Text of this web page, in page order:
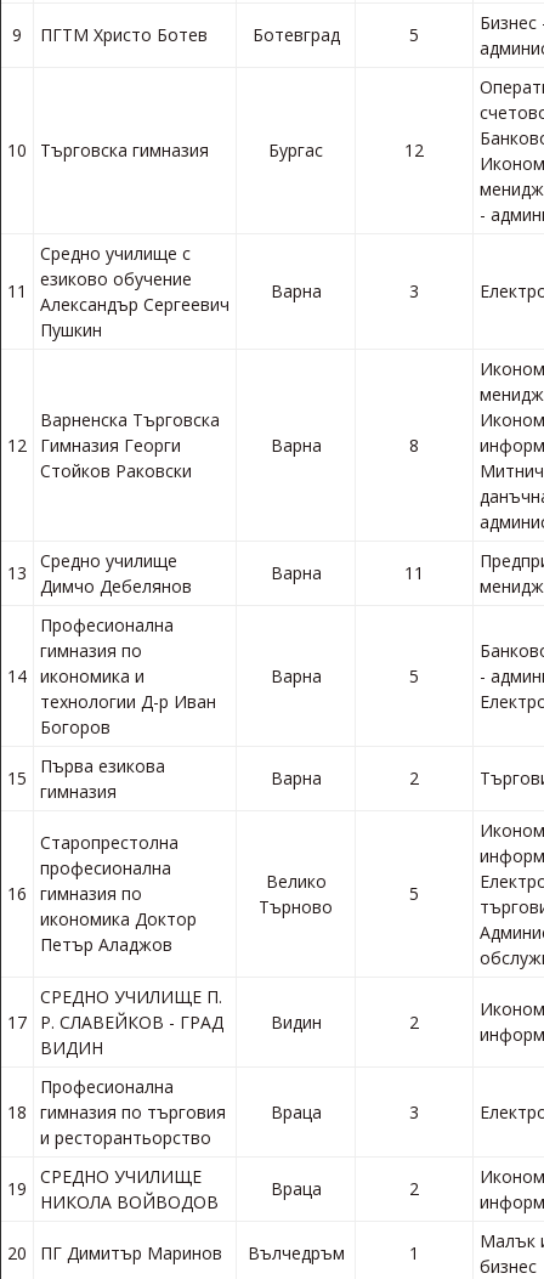
9 ПГТМ Христо Ботев Ботевград 5
Бизнес
10 Търговска гимназия Бургас 12
-
11
Средно училище с
езиково обучение
Александър Сергеевич
Пушкин
Варна 3
12
Варненска Търговска
Гимназия Георги
Стойков Раковски
Варна 8
13
Средно училище
Димчо Дебелянов
Варна 11
14
Професионална
гимназия по
икономика и
технологии Д-р Иван
Богоров
Варна 5
-
15
Първа езикова
гимназия
Варна 2
16
Старопрестолна
професионална
гимназия по
икономика Доктор
Петър Аладжов
Велико
Търново
5
17
СРЕДНО УЧИЛИЩЕ П.
Р. СЛАВЕЙКОВ - ГРАД
ВИДИН
Видин 2
18
Професионална
гимназия по търговия
и ресторантьорство
Враца 3
19
СРЕДНО УЧИЛИЩЕ
НИКОЛА ВОЙВОДОВ
Враца 2
20 ПГ Димитър Маринов Вълчедръм 1
Малък
бизнес